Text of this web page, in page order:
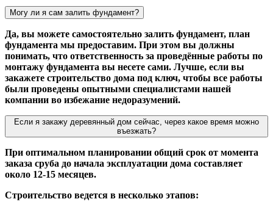
Могу ли я сам залить фундамент?
Да, вы можете самостоятельно залить фундамент, план
фундамента мы предоставим. При этом вы должны
понимать, что ответственность за проведённые работы по
монтажу фундамента вы несете сами. Лучше, если вы
закажете строительство дома под ключ, чтобы все работы
были проведены опытными специалистами нашей
компании во избежание недоразумений.
Если я закажу деревянный дом сейчас, через какое время можно
въезжать?
При оптимальном планировании общий срок от момента
заказа сруба до начала эксплуатации дома составляет
около 12-15 месяцев.
Строительство ведется в несколько этапов: